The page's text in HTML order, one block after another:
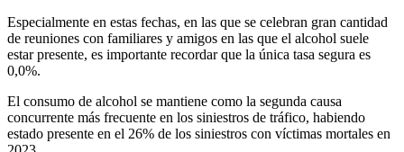
Especialmente en estas fechas, en las que se celebran gran cantidad
de reuniones con familiares y amigos en las que el alcohol suele
estar presente, es importante recordar que la única tasa segura es
0,0%.
El consumo de alcohol se mantiene como la segunda causa
concurrente más frecuente en los siniestros de tráfico, habiendo
estado presente en el 26% de los siniestros con víctimas mortales en